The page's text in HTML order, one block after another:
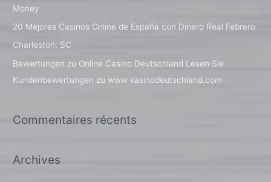
e
r
:
Money
20 Mejores Casinos Online de España con Dinero Real Febrero
Charleston, SC
Bewertungen zu Online Casino Deutschland Lesen Sie
Kundenbewertungen zu www kasinodeutschland.com
Commentaires récents
Archives